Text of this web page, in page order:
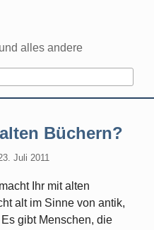
alles andere
Büchern?
Juli 2011
Ihr mit alten
alt im Sinne von antik,
gibt Menschen, die